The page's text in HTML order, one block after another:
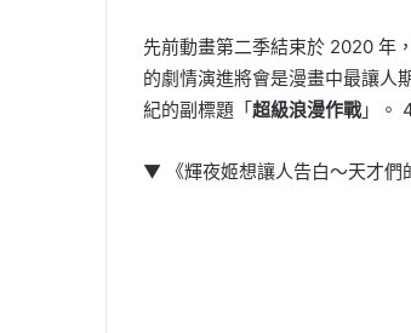
先前動畫第二季結束於 2020 年
的劇情演進將會是漫畫中最讓人
紀的副標題「超級浪漫作戰」。
▼ 《輝夜姬想讓人告白～天才們